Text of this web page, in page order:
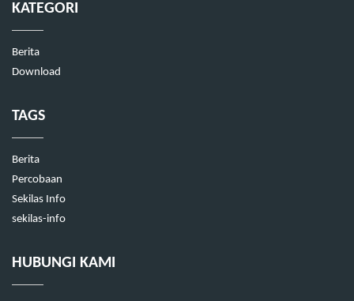
KATEGORI
Berita
Download
TAGS
Berita
Percobaan
Sekilas Info
sekilas-info
HUBUNGI KAMI